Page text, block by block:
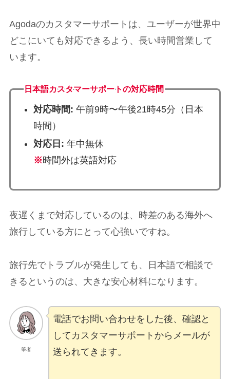
Agodaのカスタマーサポートは、ユーザーが世界中
どこにいても対応できるよう、長い時間営業して
います。
日本語カスタマーサポートの対応時間
対応時間: 午前9時〜午後21時45分（日本
時間）
対応日: 年中無休
※時間外は英語対応
夜遅くまで対応しているのは、時差のある海外へ
旅行している方にとって心強いですね。
旅行先でトラブルが発生しても、日本語で相談で
きるというのは、大きな安心材料になります。
筆者
電話でお問い合わせをした後、確認と
してカスタマーサポートからメールが
送られてきます。